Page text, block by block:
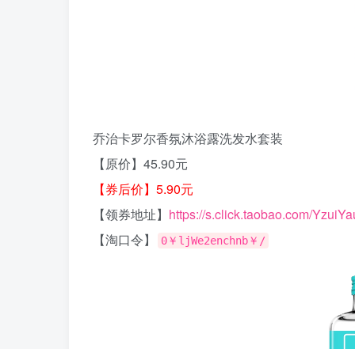
乔治卡罗尔香氛沐浴露洗发水套装
【原价】45.90元
【券后价】5.90元
【领券地址】 https://s.click.taobao.com/
【淘口令】
0￥ljWe2enchnb￥/